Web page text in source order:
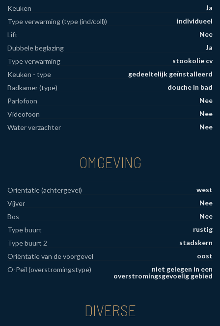
Keuken
Ja
Type verwarming (type (ind/coll))
individueel
Lift
Nee
Dubbele beglazing
Ja
Type verwarming
stookolie cv
Keuken - type
gedeeltelijk geïnstalleerd
Badkamer (type)
douche in bad
Parlofoon
Nee
Videofoon
Nee
Water verzachter
Nee
OMGEVING
Oriëntatie (achtergevel)
west
Vijver
Nee
Bos
Nee
Type buurt
rustig
Type buurt 2
stadskern
Oriëntatie van de voorgevel
oost
O-Peil (overstromingstype)
niet gelegen in een
overstromingsgevoelig gebied
DIVERSE